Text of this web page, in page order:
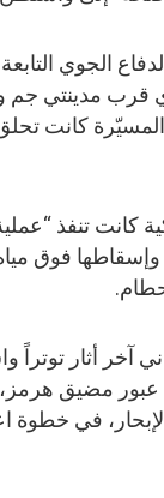
الجوي
قرب مدينتي جم
المسيّرة كانت
كانت تنفذ
وإسقاطها فوق
آخر أثار توتراً
عبور مضيق
في خطوة